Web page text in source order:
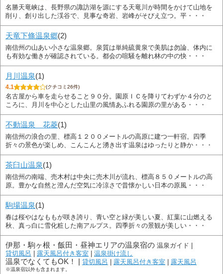
名勝天竜峡は、長野県の諏訪湖を源にする天竜川が時間をかけて山地を
削り、創り出した渓谷で、見事な奇岩、岩峰がそびえ立つ。平・・・
天竜下條温泉郷(2)
南信州の山あい小さな温泉郷。泉質は単純硫黄泉で美肌は勿論、体内に
も有効な働きが確認されている。都会の喧騒を離れ林の中の快・・・
月川温泉(1)
4.1 (クチコミ26件)
名古屋から車を走らせること９０分。園原ＩＣを降りてわずか４分のと
ころに、月川を中心とした山里の風情あふれる園原の里がある・・・
不動温泉 花菱(1)
南信州の浪合の里、標高１２００メートルの高原に建つ一軒宿。四季
折々の景色が楽しめ、こんこんと湧き出す温泉はゆったりと静か・・・
茶臼山温泉(1)
南信州の南端、売木村は中央に売木川が流れ、標高８５０メートルの高
原。豊かな自然と澄んだ空気に冷涼さで昔懐かしい日本の原風・・・
駒場温泉(1)
春は桜やはなももが咲き誇り、青い空と緑が美しい夏、紅葉に山燃える
秋、真っ白に雪化粧した南アルプス。四季折々の景観が美しい・・・
伊那・駒ヶ根・飯田・昼神エリアの温泉宿の 温泉ガイド |
貸切風呂 | 露天風呂付き客室 | 温泉掛け流し
温泉でなくてもOK！ | 貸切風呂 | 露天風呂付き客室 | 露天風呂
※温泉宿以外も含まれます。